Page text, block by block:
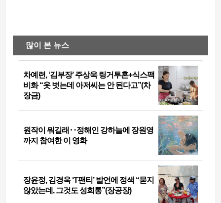
많이 본 뉴스
차예련, ‘김부장’ 주상욱 링거투혼+식스팩
비화 “옷 벗는데 아저씨는 안 된다고”(차
장금)
원작이 뭐길래‥정해인 강하늘에 장원영
까지 참여한 이 영화
장윤정, 김경욱 ‘T팬티’ 발언에 정색 “묻지
않았는데, 그것도 성희롱”(장공장)